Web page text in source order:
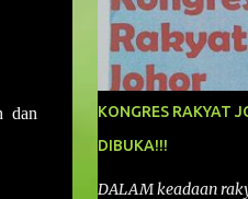
dan
KONGRES RAKYAT
DIBUKA!!!
DALAM keadaan